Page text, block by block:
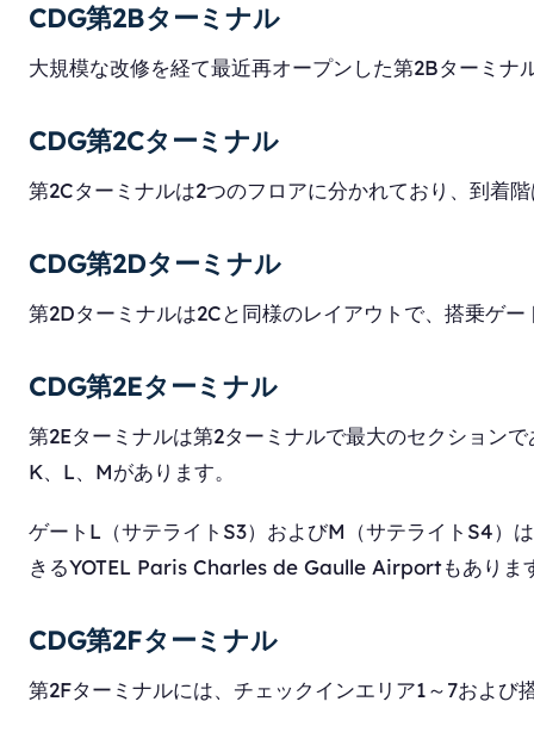
CDG第2Bターミナル
大規模な改修を経て最近再オープンした第2Bターミ
CDG第2Cターミナル
第2Cターミナルは2つのフロアに分かれており、到着
CDG第2Dターミナル
第2Dターミナルは2Cと同様のレイアウトで、搭乗ゲ
CDG第2Eターミナル
第2Eターミナルは第2ターミナルで最大のセクション
K、L、Mがあります。
ゲートL（サテライトS3）およびM（サテライトS4）
きるYOTEL Paris Charles de Gaulle Airportもありま
CDG第2Fターミナル
第2Fターミナルには、チェックインエリア1～7およ